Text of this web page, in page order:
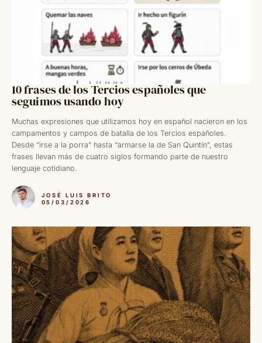
10 frases de los Tercios españoles que
seguimos usando hoy
Muchas expresiones que utilizamos hoy en español nacieron en los
campamentos y campos de batalla de los Tercios españoles.
Desde “irse a la porra” hasta “armarse la de San Quintín”, estas
frases llevan más de cuatro siglos formando parte de nuestro
lenguaje cotidiano.
JOSÉ LUIS BRITO
05/03/2026